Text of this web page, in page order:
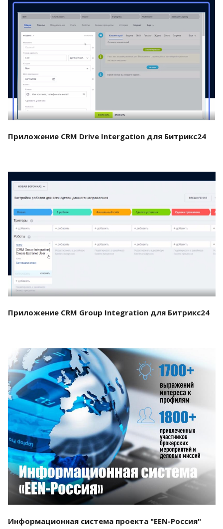
Смотреть проект
Приложение CRM Drive Intergation для Битрикс24
Смотреть проект
Приложение CRM Group Integration для Битрикс24
Смотреть проект
Информационная система проекта "EEN-Россия"